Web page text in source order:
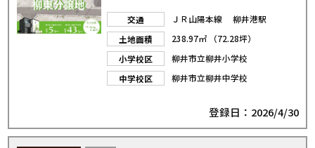
交通
ＪＲ山陽本線 柳井港駅
土地面積
238.97㎡ （72.28坪）
小学校区
柳井市立柳井小学校
中学校区
柳井市立柳井中学校
登録日：2026/4/30